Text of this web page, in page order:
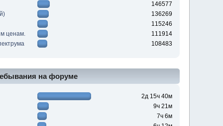
146577
136269
115246
ценам.
111914
108483
на форуме
2д 15ч 40м
9ч 21м
7ч 6м